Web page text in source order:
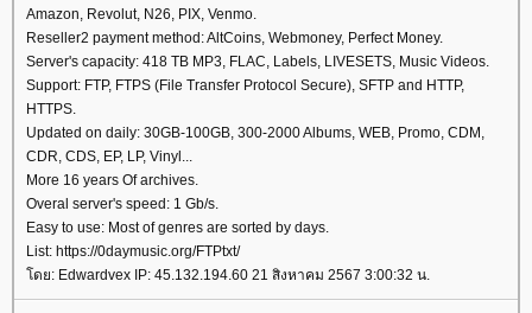
Amazon, Revolut, N26, PIX, Venmo.
Reseller2 payment method: AltCoins, Webmoney, Perfect Money.
Server's capacity: 418 TB MP3, FLAC, Labels, LIVESETS, Music Videos.
Support: FTP, FTPS (File Transfer Protocol Secure), SFTP and HTTP,
HTTPS.
Updated on daily: 30GB-100GB, 300-2000 Albums, WEB, Promo, CDM,
CDR, CDS, EP, LP, Vinyl...
More 16 years Of archives.
Overal server's speed: 1 Gb/s.
Easy to use: Most of genres are sorted by days.
List: https://0daymusic.org/FTPtxt/
ดย: Edwardvex IP: 45.132.194.60 21 สิงหาคม 2567 3:00:32 น.